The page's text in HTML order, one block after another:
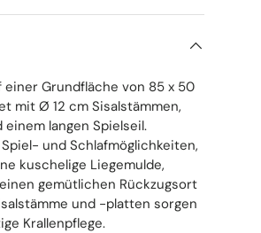
einer Grundfläche von 85 x 50
mit Ø 12 cm Sisalstämmen,
langen Spielseil.
und Schlafmöglichkeiten,
kuschelige Liegemulde,
gemütlichen Rückzugsort
und -platten sorgen
Krallenpflege.